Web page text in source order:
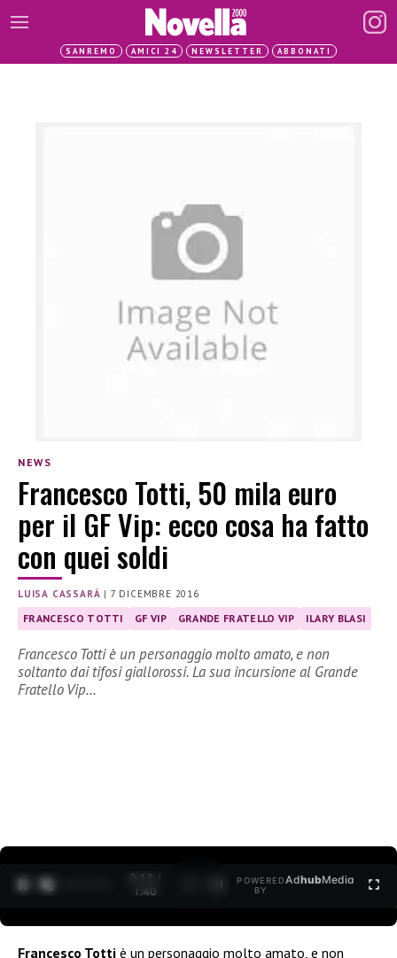
SANREMO AMICI 24 NEWSLETTER ABBONATI
NEWS
Francesco Totti, 50 mila euro
per il GF Vip: ecco cosa ha fatto
con quei soldi
LUISA CASSARÀ | 7 DICEMBRE 2016
FRANCESCO TOTTI GF VIP GRANDE FRATELLO VIP ILARY BLASI
Francesco Totti è un personaggio molto amato, e non
soltanto dai tifosi giallorossi. La sua incursione al Grande
Fratello Vip…
0:12 /
1:40
POWERED
BY
AdhubMedia
Francesco Totti è un personaggio molto amato, e non